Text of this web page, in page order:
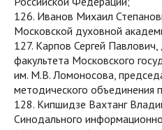
126. Иванов Михаил
Московской духовной
127. Карпов Сергей Павлович,
факультета Московского
им. М.В. Ломоносова,
методического объединения
128. Кипшидзе Вахтанг
Синодального